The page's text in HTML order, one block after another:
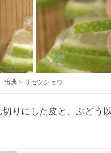
出典トリセツショウ
切りにした皮と、ぶどう